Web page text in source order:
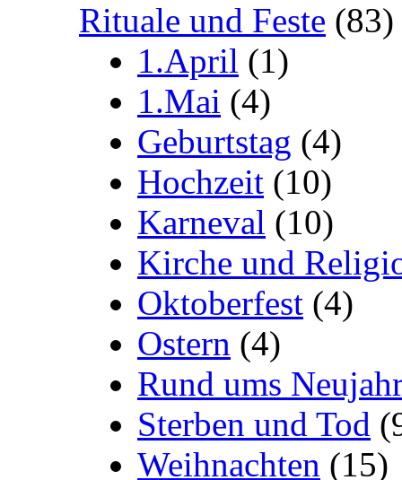
Rituale und Feste (83)
1.April (1)
1.Mai (4)
Geburtstag (4)
Hochzeit (10)
Karneval (10)
Kirche und
Oktoberfest (4)
Ostern (4)
Rund ums
Sterben und Tod
Weihnachten (15)